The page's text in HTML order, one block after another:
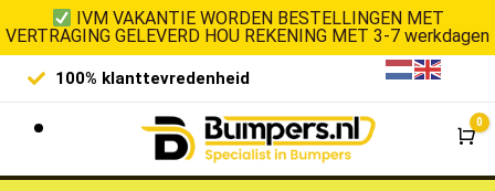
IVM VAKANTIE WORDEN BESTELLINGEN MET
VERTRAGING GELEVERD HOU REKENING MET 3-7 werkdagen
100% klanttevredenheid
0